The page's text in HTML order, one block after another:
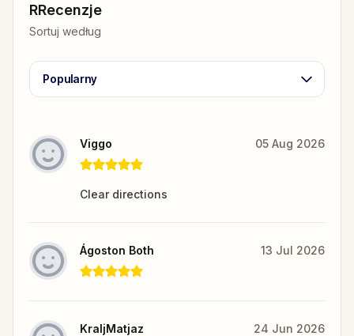
RRecenzje
Sortuj według
Popularny
Viggo 05 Aug 2026
Clear directions
Ágoston Both 13 Jul 2026
KraljMatjaz 24 Jun 2026